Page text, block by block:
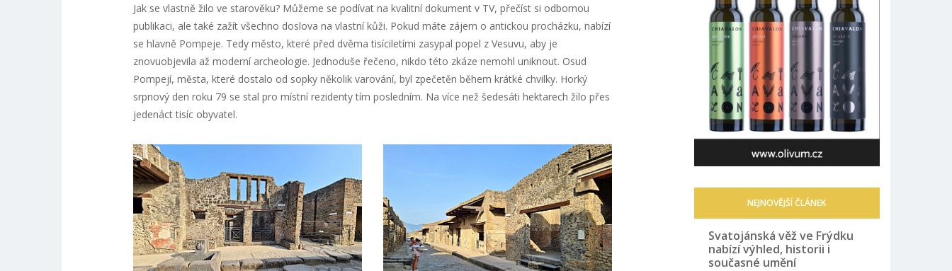
Jak se vlastně žilo ve starověku? Můžeme se podívat na kvalitní dokument v TV, přečíst si odbornou
publikaci, ale také zažít všechno doslova na vlastní kůži. Pokud máte zájem o antickou procházku, nabízí
se hlavně Pompeje. Tedy město, které před dvěma tisíciletími zasypal popel z Vesuvu, aby je
znovuobjevila až moderní archeologie. Jednoduše řečeno, nikdo této zkáze nemohl uniknout. Osud
Pompejí, města, které dostalo od sopky několik varování, byl zpečetěn během krátké chvilky. Horký
srpnový den roku 79 se stal pro místní rezidenty tím posledním. Na více než šedesáti hektarech žilo přes
jedenáct tisíc obyvatel.
NEJNOVĚJŠÍ ČLÁNEK
Svatojánská věž ve Frýdku
nabízí výhled, historii i
současné umění